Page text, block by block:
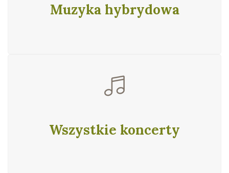
Muzyka hybrydowa
Wszystkie koncerty